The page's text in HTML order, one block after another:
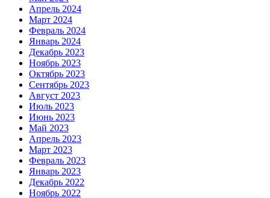
Апрель 2024
Март 2024
Февраль 2024
Январь 2024
Декабрь 2023
Ноябрь 2023
Октябрь 2023
Сентябрь 2023
Август 2023
Июль 2023
Июнь 2023
Май 2023
Апрель 2023
Март 2023
Февраль 2023
Январь 2023
Декабрь 2022
Ноябрь 2022